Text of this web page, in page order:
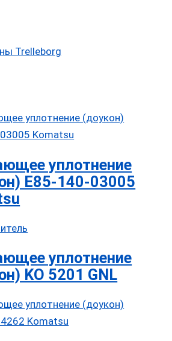
Trelleborg
уплотнение
E85-140-03005
уплотнение
KO 5201 GNL